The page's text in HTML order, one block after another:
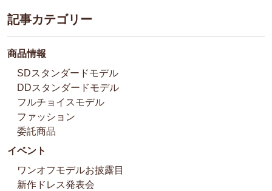
記事カテゴリー
商品情報
SDスタンダードモデル
DDスタンダードモデル
フルチョイスモデル
ファッション
委託商品
イベント
ワンオフモデルお披露目
新作ドレス発表会